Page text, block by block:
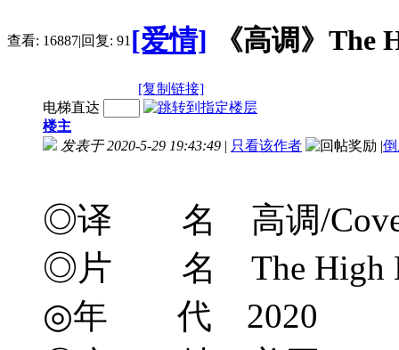
查看: 16887|回复: 91 [爱情] 《高调》The
[复制链接]
电梯直达
楼主
发表于 2020-5-29 19:43:49 | 只看该作者 |
◎译 名 高调/
◎片 名 The High
◎年 代 2020